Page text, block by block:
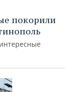
покорили